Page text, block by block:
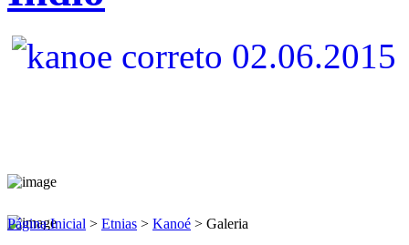
Página Inicial > Etnias > Kanoé > Galeria